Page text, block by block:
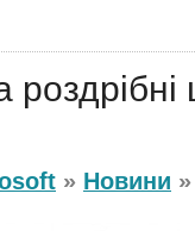
» Новини